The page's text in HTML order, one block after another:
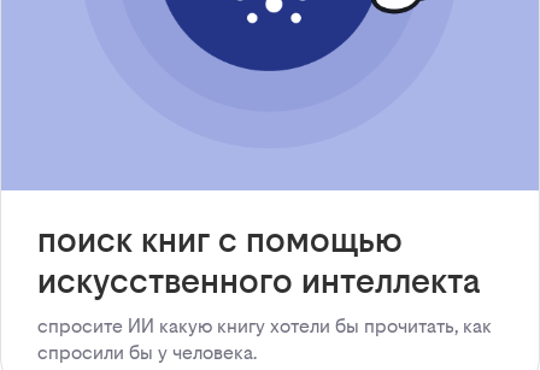
поиск книг с помощью
искусственного интеллекта
спросите ИИ какую книгу хотели бы прочитать, как
спросили бы у человека.